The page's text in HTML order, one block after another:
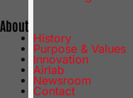
About
History
Purpose & Values
Innovation
Airlab
Newsroom
Contact